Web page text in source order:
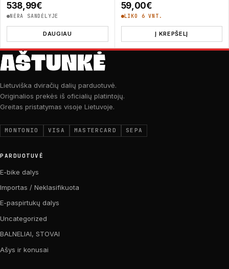
538,99€
NĖRA SANDĖLYJE
DAUGIAU
59,00€
LIKO 6 VNT.
Į KREPŠELĮ
Lietuviška dviračių dalių parduotuvė.
Originalios prekės iš oficialių platintojų.
Greitas pristatymas visoje Lietuvoje.
MONTONIO VISA MASTERCARD SEPA
PARDUOTUVĖ
E-bike dalys
Importas / Neklasifikuota
E-paspirtukų dalys
Uncategorized
BALNELIAI, STOVAI
Ašys ir konusai